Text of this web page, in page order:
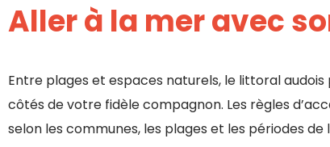
Aller à la mer avec
Entre plages et espaces naturels, le littoral
côtés de votre fidèle compagnon. Les règles
selon les communes, les plages et les périodes de